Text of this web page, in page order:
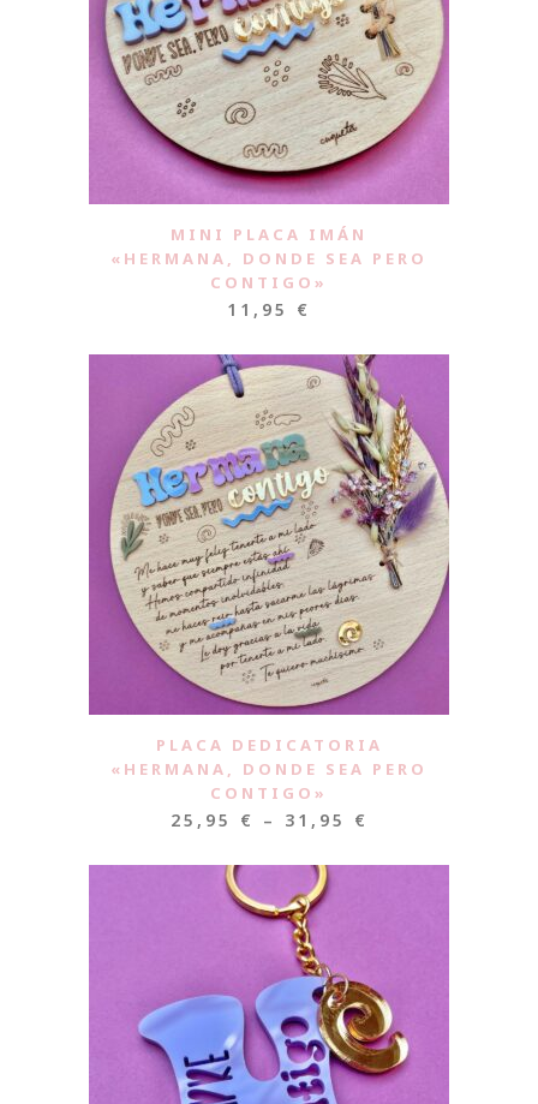
MINI PLACA IMÁN
«HERMANA, DONDE SEA PERO
CONTIGO»
11,95 €
PLACA DEDICATORIA
«HERMANA, DONDE SEA PERO
CONTIGO»
25,95 € – 31,95 €